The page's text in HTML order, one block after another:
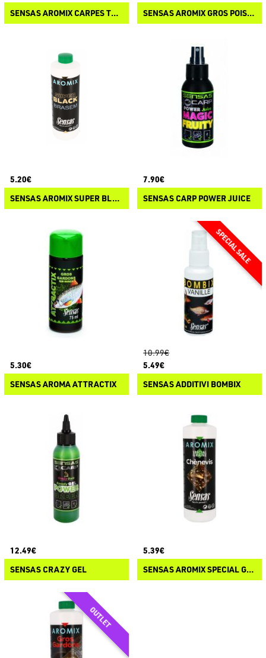
SENSAS AROMIX CARPES TASTY
SENSAS AROMIX GROS POISSON
5.20€
SENSAS AROMIX SUPER BLACK
7.90€
SENSAS CARP POWER JUICE
5.30€
SENSAS AROMA ATTRACTIX
10.99€
5.49€
SENSAS ADDITIVI BOMBIX
12.49€
SENSAS CRAZY GEL
5.39€
SENSAS AROMIX SPECIAL GRAINE